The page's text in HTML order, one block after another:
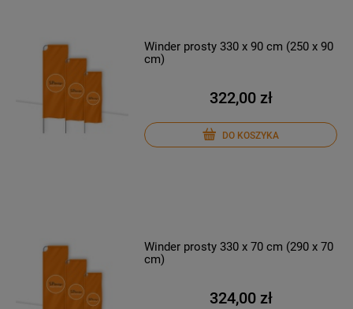
Winder prosty 330 x 90 cm (250 x 90
cm)
322,00 zł
DO KOSZYKA
Winder prosty 330 x 70 cm (290 x 70
cm)
324,00 zł